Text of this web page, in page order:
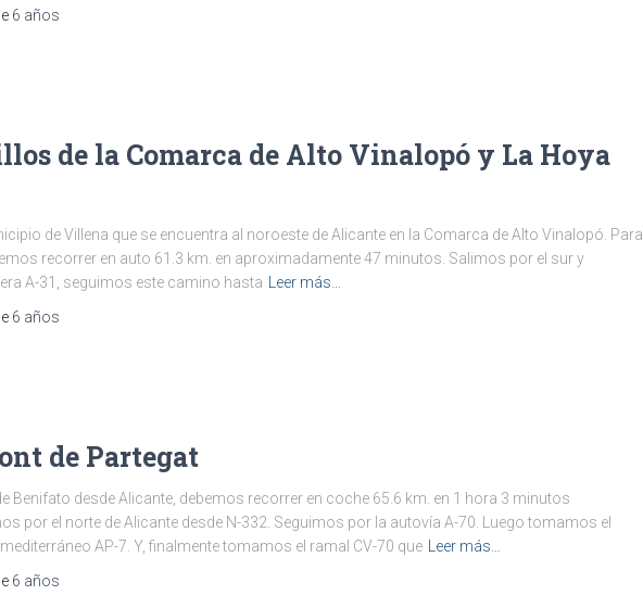
6 años
de la Comarca de Alto Vinalopó y La Hoya
de Villena que se encuentra al noroeste de Alicante en la Comarca de Alto Vinalopó. Para
recorrer en auto 61.3 km. en aproximadamente 47 minutos. Salimos por el sur y
A-31, seguimos este camino hasta
Leer más…
6 años
de Partegat
Benifato desde Alicante, debemos recorrer en coche 65.6 km. en 1 hora 3 minutos
por el norte de Alicante desde N-332. Seguimos por la autovía A-70. Luego tomamos el
AP-7. Y, finalmente tomamos el ramal CV-70 que
Leer más…
6 años